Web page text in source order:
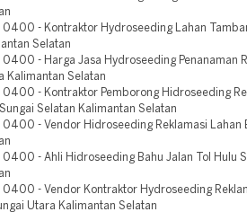
0400 - Kontraktor Hydroseeding Lahan
Selatan
0400 - Harga Jasa Hydroseeding Penanaman
Kalimantan Selatan
0400 - Kontraktor Pemborong Hidroseeding
Selatan Kalimantan Selatan
0400 - Vendor Hidroseeding Reklamasi Lahan
0400 - Ahli Hidroseeding Bahu Jalan Tol Hulu
0400 - Vendor Kontraktor Hydroseeding
Utara Kalimantan Selatan